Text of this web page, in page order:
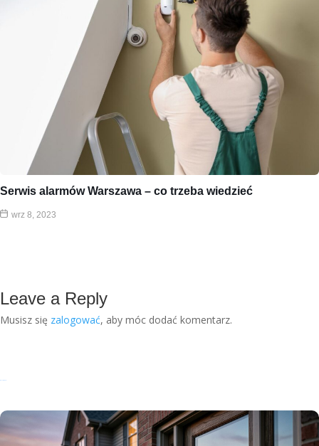
Serwis alarmów Warszawa – co trzeba wiedzieć
wrz 8, 2023
Leave a Reply
Musisz się zalogować, aby móc dodać komentarz.